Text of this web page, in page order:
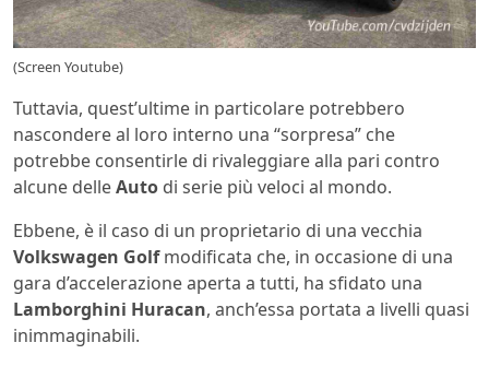
(Screen Youtube)
Tuttavia, quest’ultime in particolare potrebbero
nascondere al loro interno una “sorpresa” che
potrebbe consentirle di rivaleggiare alla pari contro
alcune delleAuto di serie più veloci al mondo.
Ebbene, è il caso di un proprietario di una vecchia
Volkswagen Golfmodificata che, in occasione di una
gara d’accelerazione aperta a tutti, ha sfidato una
Lamborghini Huracan, anch’essa portata a livelli quasi
inimmaginabili.